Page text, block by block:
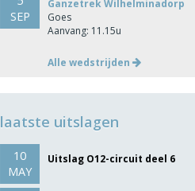
SEP
Ganzetrek Wilhelminadorp
Goes
Aanvang: 11.15u
Alle wedstrijden
laatste uitslagen
10
MAY
Uitslag O12-circuit deel 6